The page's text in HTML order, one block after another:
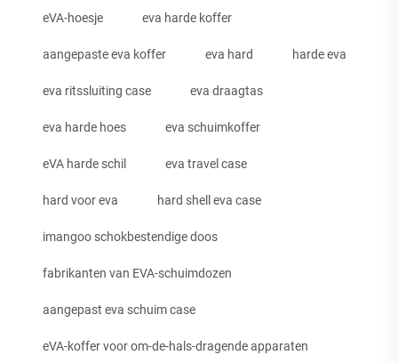
eVA-hoesje eva harde koffer
aangepaste eva koffer eva hard harde eva
eva ritssluiting case eva draagtas
eva harde hoes eva schuimkoffer
eVA harde schil eva travel case
hard voor eva hard shell eva case
imangoo schokbestendige doos
fabrikanten van EVA-schuimdozen
aangepast eva schuim case
eVA-koffer voor om-de-hals-dragende apparaten